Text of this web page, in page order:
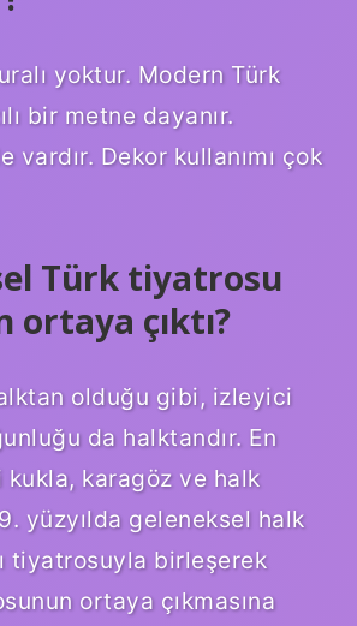
yoktur. Modern Türk
bir metne dayanır.
vardır. Dekor kullanımı çok
Türk tiyatrosu
ortaya çıktı?
olduğu gibi, izleyici
da halktandır. En
karagöz ve halk
yüzyılda geleneksel halk
tiyatrosuyla birleşerek
ortaya çıkmasına